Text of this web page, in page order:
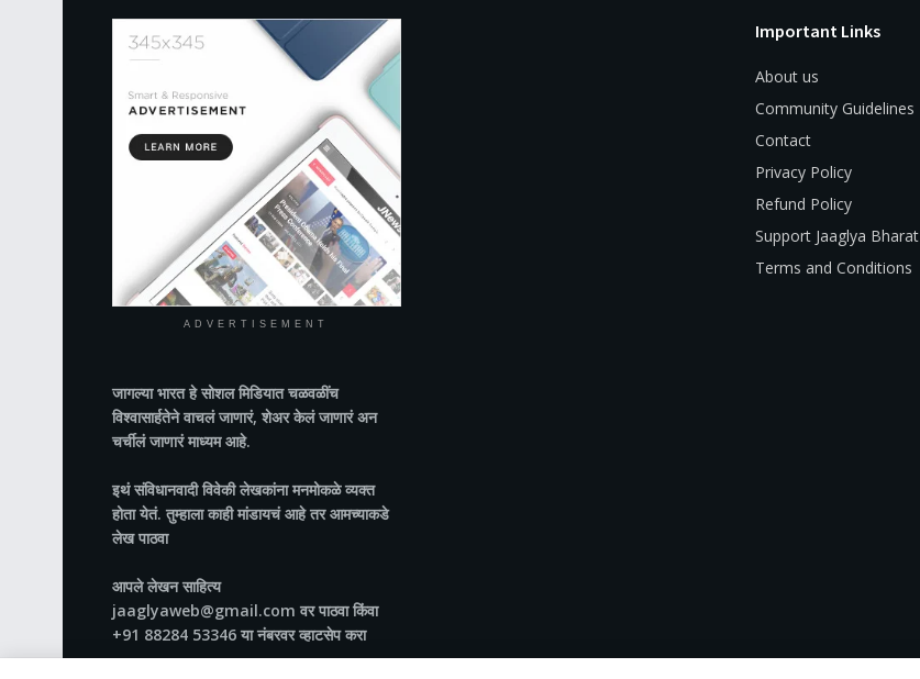
ADVERTISEMENT
जागल्या भारतहे सोशल मिडियात चळवळींच
विश्वासार्हतेने वाचलं जाणारं, शेअर केलं जाणारं अन
चर्चीलं जाणारं माध्यम आहे.
इथं संविधानवादी विवेकी लेखकांना मनमोकळे व्यक्त
होता येतं. तुम्हाला काही मांडायचं आहे तर आमच्याकडे
लेख पाठवा
आपले लेखन साहित्य
jaaglyaweb@gmail.com वर पाठवा किंवा
+91 88284 53346 या नंबरवर व्हाटसेप करा
Important Links
About us
Community Guidelines
Contact
Privacy Policy
Refund Policy
Support Jaaglya Bharat
Terms and Conditions